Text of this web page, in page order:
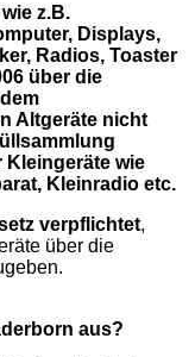
z.B.
Displays,
Radios, Toaster
über die
Altgeräte nicht
Kleingeräte wie
Kleinradio etc.
verpflichtet,
über die
aus?